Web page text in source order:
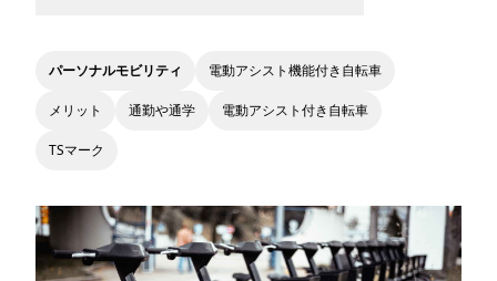
パーソナルモビリティ 電動アシスト機能付き自転車
メリット 通勤や通学 電動アシスト付き自転車
TSマーク